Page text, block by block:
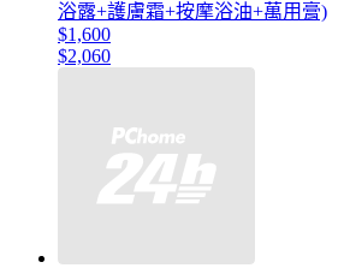
浴露+護膚霜+按摩浴油+萬用膏)
$1,600
$2,060